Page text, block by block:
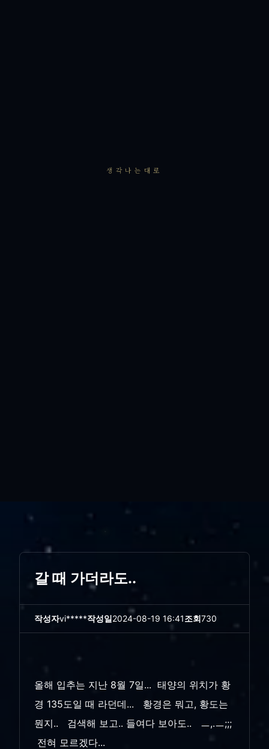
생각나는대로
갈 때 가더라도..
작성자vi*****작성일2024-08-19 16:41조회730
올해 입추는 지난 8월 7일... 태양의 위치가 황
경 135도일 때 라던데... 황경은 뭐고, 황도는
뭔지.. 검색해 보고.. 들여다 보아도.. ㅡ,.ㅡ;;;
전혀 모르겠다...